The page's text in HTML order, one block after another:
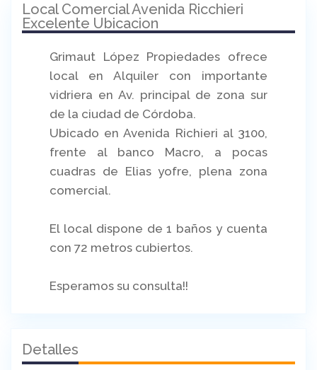
Local Comercial Avenida Ricchieri
Excelente Ubicacion
Grimaut López Propiedades ofrece
local en Alquiler con importante
vidriera en Av. principal de zona sur
de la ciudad de Córdoba.
Ubicado en Avenida Richieri al 3100,
frente al banco Macro, a pocas
cuadras de Elias yofre, plena zona
comercial.
El local dispone de 1 baños y cuenta
con 72 metros cubiertos.
Esperamos su consulta!!
Detalles